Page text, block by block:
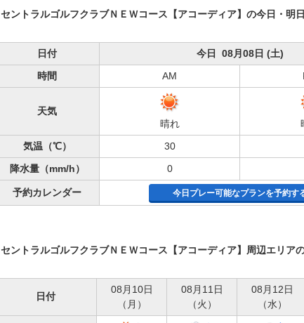
セントラルゴルフクラブＮＥＷコース【アコーディア】の今日・明
日付
今日 08月08日 (土)
時間
AM
天気
晴れ
気温（℃）
30
降水量（mm/h）
0
予約カレンダー 今日プレー可能なプランを予約す
セントラルゴルフクラブＮＥＷコース【アコーディア】周辺エリア
日付
08月10日
（月）
08月11日
（火）
08月12日
（水）